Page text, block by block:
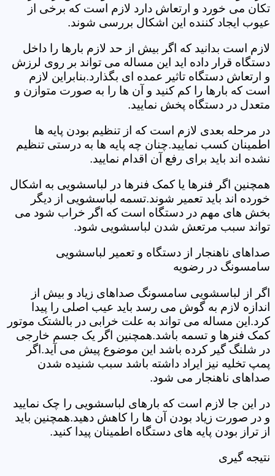
تکان می خورد و ارتعاش دارد لازم است که برخی از
عیوب ایجاد کننده این اشکال بررسی شوند.
لازم است بدانید که اگر بیش از حد لازم بارها را داخل
دستگاه قرار داده اید این مساله می تواند بر روی لرزش
و ارتعاش دستگاه تاثیر عمده ای بگذارد.بنابراین لازم
است که بارها را کم کنید و آن ها را به صورت متوازن و
متعدل در دستگاه پخش نمایید.
در مرحله بعدی لازم است که از تنظیم بودن پایه ها
اطمینان کسب نمایید.چنان چه پایه ها به درستی تنظیم
نشده اند باید برای رفع آن اقدام نمایید.
همچنین اگر فنرها یا کمک فنرها در لباسشویی به اشکال
خورده اند باید تعمیر شوند.تسمه لباسشویی از دیگر
بخش های مهم در دستگاه است که اگر خراب شود می
تواند سبب مرتعش شدن لباسشویی شود.
صداهای ناهنجار از دستگاه و تعمیر لباسشویی
سامسونگ در رضویه
اگر از لباسشویی سامسونگ صداهای زیاد و بیش از
اندازه لازم به گوش می رسد باید عیب اصلی را پیدا
کرد.این مساله می تواند به علت خرابی در بالشتک موتور
کمک فنرها و تسمه باشد.همچنین اگر یک جسم خارجی
در شلنگ گیر کرده باشد این موضوع پیش می آید.اگر
پمپ تخلیه نیز ایراد داشته باشد سبب شنیده شدن
صداهای ناهنجار می شود.
در این جا لازم است که بارهای لباسشویی را چک نمایید
و در صورت زیاد بودن آن ها را کاهش دهید.همچنین باید
از تراز بودن پایه های دستگاه اطمینان پیدا کنید.
نتیجه گیری